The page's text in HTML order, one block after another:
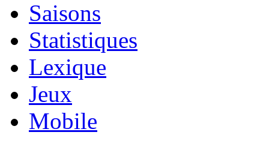
Saisons
Statistiques
Lexique
Jeux
Mobile